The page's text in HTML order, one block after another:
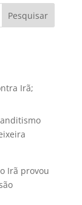
Irã;
Irã provou